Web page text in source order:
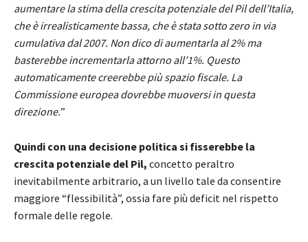
aumentare la stima della crescita potenziale del Pil dell’Italia,
che è irrealisticamente bassa, che è stata sotto zero in via
cumulativa dal 2007. Non dico di aumentarla al 2% ma
basterebbe incrementarla attorno all’1%. Questo
automaticamente creerebbe più spazio fiscale. La
Commissione europea dovrebbe muoversi in questa
direzione.”
Quindi con una decisione politica si fisserebbe la
crescita potenziale del Pil, concetto peraltro
inevitabilmente arbitrario, a un livello tale da consentire
maggiore “flessibilità”, ossia fare più deficit nel rispetto
formale delle regole.